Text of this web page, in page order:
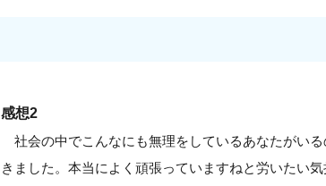
感想2
社会の中でこんなにも無理をしているあなたがい
きました。本当によく頑張っていますねと労いたい気